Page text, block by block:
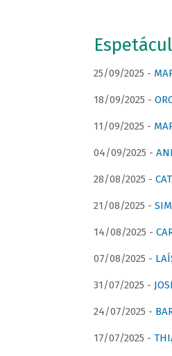
25/09/2025 -
18/09/2025 -
11/09/2025 -
04/09/2025 -
28/08/2025 -
21/08/2025 -
14/08/2025 -
07/08/2025 -
31/07/2025 -
24/07/2025 -
17/07/2025 -